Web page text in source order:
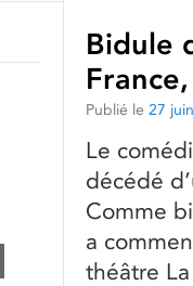
Bidule
Publié le 27
Le
décédé
Comme
a
théâtre